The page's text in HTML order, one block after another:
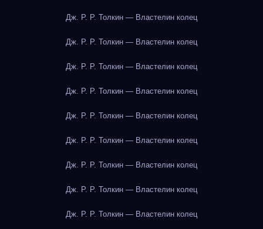
Дж. Р. Р. Толкин — Властелин колец
Дж. Р. Р. Толкин — Властелин колец
Дж. Р. Р. Толкин — Властелин колец
Дж. Р. Р. Толкин — Властелин колец
Дж. Р. Р. Толкин — Властелин колец
Дж. Р. Р. Толкин — Властелин колец
Дж. Р. Р. Толкин — Властелин колец
Дж. Р. Р. Толкин — Властелин колец
Дж. Р. Р. Толкин — Властелин колец